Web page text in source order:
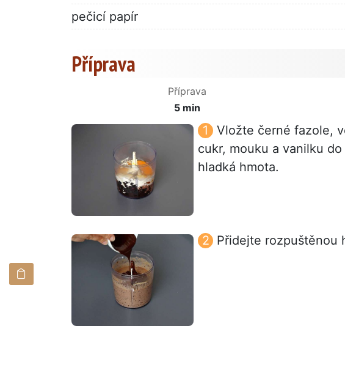
pečicí papír
Příprava
Příprava
5 min
Vložte černé fazole,
cukr, mouku a vanilku
hladká hmota.
Přidejte rozpuštěnou